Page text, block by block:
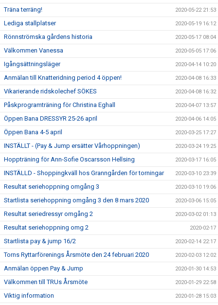
Träna terräng! 2020-05-22 21:53
Lediga stallplatser 2020-05-19 16:12
Rönnströmska gårdens historia 2020-05-17 08:04
Välkommen Vanessa 2020-05-05 17:06
Igångsättningsläger 2020-04-14 10:20
Anmälan till Knatteridning period 4 öppen! 2020-04-08 16:33
Vikarierande ridskolechef SÖKES 2020-04-08 16:32
Påskprogramträning för Christina Eghall 2020-04-07 13:57
Öppen Bana DRESSYR 25-26 april 2020-04-06 14:05
Öppen Bana 4-5 april 2020-03-25 17:27
INSTÄLLT - (Pay & Jump ersätter Vårhoppningen) 2020-03-24 19:25
Hoppträning för Ann-Sofie Oscarsson Hellsing 2020-03-17 16:05
INSTÄLLD - Shoppingkväll hos Granngården för torningar 2020-03-10 23:39
Resultat seriehoppning omgång 3 2020-03-10 19:06
Startlista seriehoppning omgång 3 den 8 mars 2020 2020-03-06 15:05
Resultat seriedressyr omgång 2 2020-03-02 01:13
Resultat seriehoppning omg 2 2020-02-17
Startlista pay & jump 16/2 2020-02-14 22:17
Torns Ryttarförenings Årsmöte den 24 februari 2020 2020-02-03 12:02
Anmälan öppen Pay & Jump 2020-01-30 14:53
Välkommen till TRUs Årsmöte 2020-01-29 22:58
Viktig information 2020-01-28 15:03